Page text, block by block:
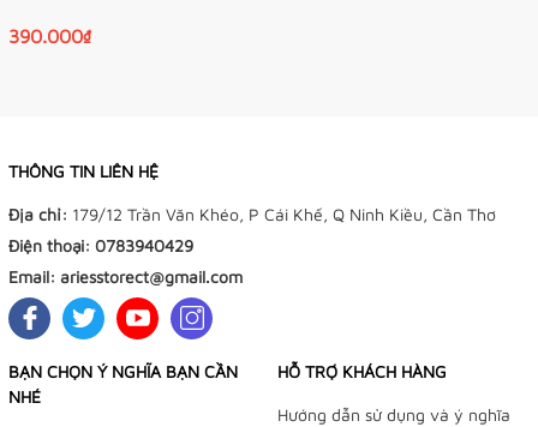
390.000₫
THÔNG TIN LIÊN HỆ
Địa chỉ: 179/12 Trần Văn Khéo, P Cái Khế, Q Ninh Kiều, Cần Thơ
Điện thoại: 0783940429
Email: ariesstorect@gmail.com
BẠN CHỌN Ý NGHĨA BẠN CẦN
NHÉ
HỖ TRỢ KHÁCH HÀNG
Hướng dẫn sử dụng và ý nghĩa